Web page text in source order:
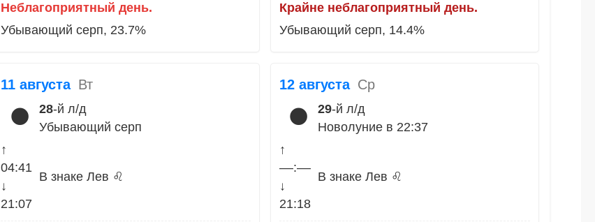
Неблагоприятный день.
Убывающий серп, 23.7%
Крайне неблагоприятный день.
Убывающий серп, 14.4%
11 августа Вт
🌑 28-й л/д
Убывающий серп
↑
04:41
↓
21:07
В знаке Лев ♌
12 августа Ср
🌑 29-й л/д
Новолуние в 22:37
↑
––:––
↓
21:18
В знаке Лев ♌